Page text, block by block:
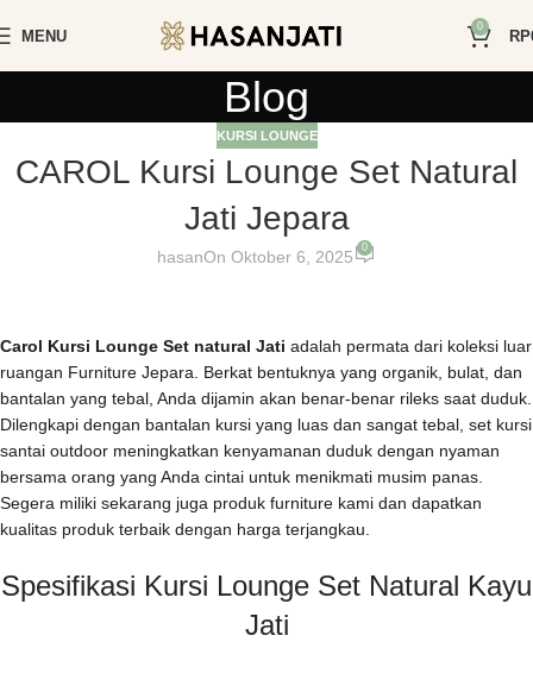
MENU
0
RP
Blog
KURSI LOUNGE
CAROL Kursi Lounge Set Natural
Jati Jepara
hasanOn Oktober 6, 2025 0
Carol Kursi Lounge Set natural Jati adalah permata dari koleksi luar
ruangan Furniture Jepara. Berkat bentuknya yang organik, bulat, dan
bantalan yang tebal, Anda dijamin akan benar-benar rileks saat duduk.
Dilengkapi dengan bantalan kursi yang luas dan sangat tebal, set kursi
santai outdoor meningkatkan kenyamanan duduk dengan nyaman
bersama orang yang Anda cintai untuk menikmati musim panas.
Segera miliki sekarang juga produk furniture kami dan dapatkan
kualitas produk terbaik dengan harga terjangkau.
Spesifikasi Kursi Lounge Set Natural Kayu
Jati